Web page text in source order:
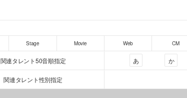
Stage Movie Web CM
関連タレント50音順指定 あ か
関連タレント性別指定